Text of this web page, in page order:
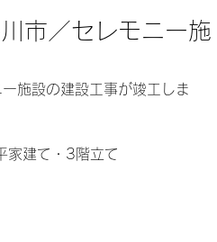
市／セレモニー施
施設の建設工事が竣工しま
家建て・3階立て